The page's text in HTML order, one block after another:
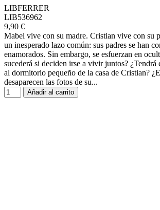
LIBFERRER
LIB536962
9,90 €
Mabel vive con su madre. Cristian vive con su
un inesperado lazo común: sus padres se han
enamorados. Sin embargo, se esfuerzan en
sucederá si deciden irse a vivir juntos? ¿Tendrá
al dormitorio pequeño de la casa de Cristian?
desaparecen las fotos de su...
Añadir al carrito